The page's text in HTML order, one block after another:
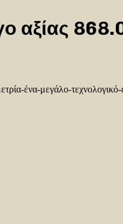
αξίας
ένα-μεγάλο-τεχνολογικό-